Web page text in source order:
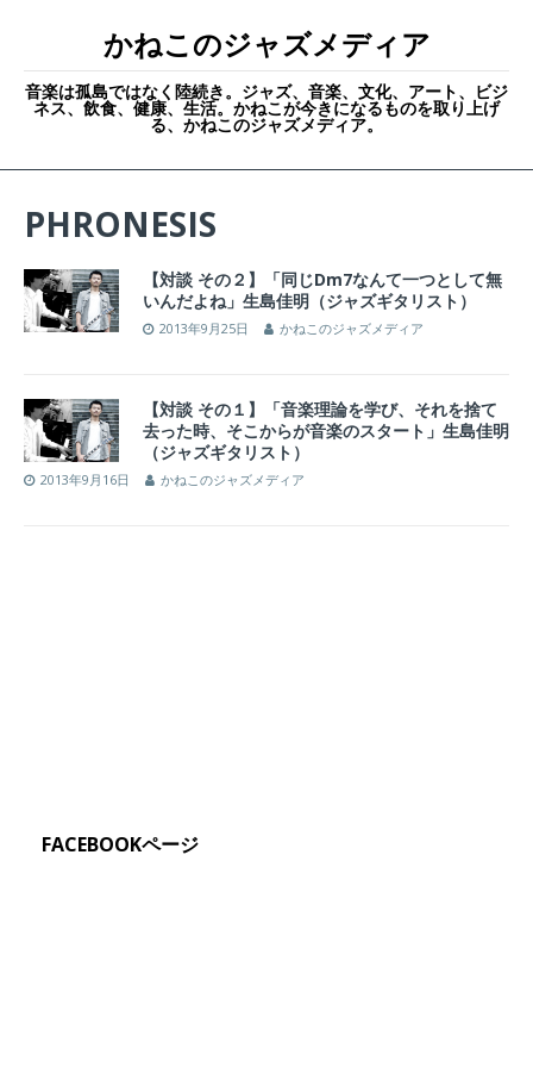
かねこのジャズメディア
音楽は孤島ではなく陸続き。ジャズ、音楽、文化、アート、ビジ
ネス、飲食、健康、生活。かねこが今きになるものを取り上げ
る、かねこのジャズメディア。
PHRONESIS
【対談 その２】「同じDm7なんて一つとして無
いんだよね」生島佳明（ジャズギタリスト）
2013年9月25日 かねこのジャズメディア
【対談 その１】「音楽理論を学び、それを捨て
去った時、そこからが音楽のスタート」生島佳明
（ジャズギタリスト）
2013年9月16日 かねこのジャズメディア
FACEBOOKページ